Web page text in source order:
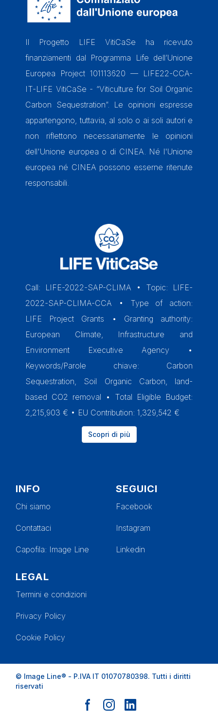
Il Progetto LIFE VitiCaSe ha ricevuto
finanziamenti dal Programma Life dell’Unione
Europea Project 101113620 — LIFE22-CCA-
IT-LIFE VitiCaSe - “Viticulture for Soil Organic
Carbon Sequestration”. Le opinioni espresse
appartengono, tuttavia, al solo o ai soli autori e
non riflettono necessariamente le opinioni
dell'Unione europea o di CINEA. Né l'Unione
europea né CINEA possono esserne ritenute
responsabili.
Call: LIFE-2022-SAP-CLIMA • Topic: LIFE-
2022-SAP-CLIMA-CCA • Type of action:
LIFE Project Grants • Granting authority:
European Climate, Infrastructure and
Environment Executive Agency •
Keywords/Parole chiave: Carbon
Sequestration, Soil Organic Carbon, land-
based CO2 removal • Total Eligible Budget:
2,215,903 € • EU Contribution: 1,329,542 €
Scopri di più
INFO
Chi siamo
Contattaci
Capofila: Image Line
SEGUICI
Facebook
Instagram
Linkedin
LEGAL
Termini e condizioni
Privacy Policy
Cookie Policy
© Image Line® - P.IVA IT 01070780398. Tutti i diritti
riservati